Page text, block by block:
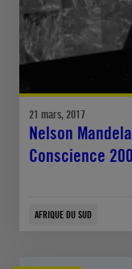
21 mars, 2017
Nelson
Conscience
AFRIQUE DU SUD